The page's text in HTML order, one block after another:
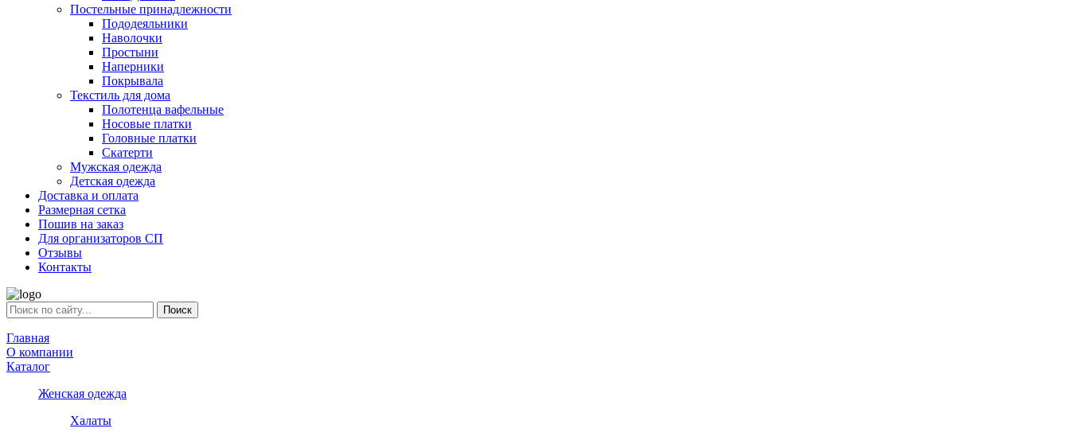
Постельные принадлежности
Пододеяльники
Наволочки
Простыни
Наперники
Покрывала
Текстиль для дома
Полотенца вафельные
Носовые платки
Головные платки
Скатерти
Мужская одежда
Детская одежда
Доставка и оплата
Размерная сетка
Пошив на заказ
Для организаторов СП
Отзывы
Контакты
Главная
О компании
Каталог
Женская одежда
Халаты